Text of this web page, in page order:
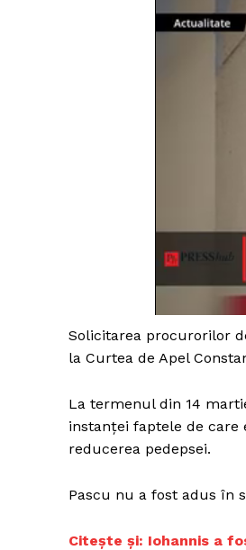
Solicitarea procurorilor
la Curtea de Apel
La termenul din 14
instanţei faptele de care
reducerea pedepsei.
Pascu nu a fost adus în
Citește și: Iohannis a